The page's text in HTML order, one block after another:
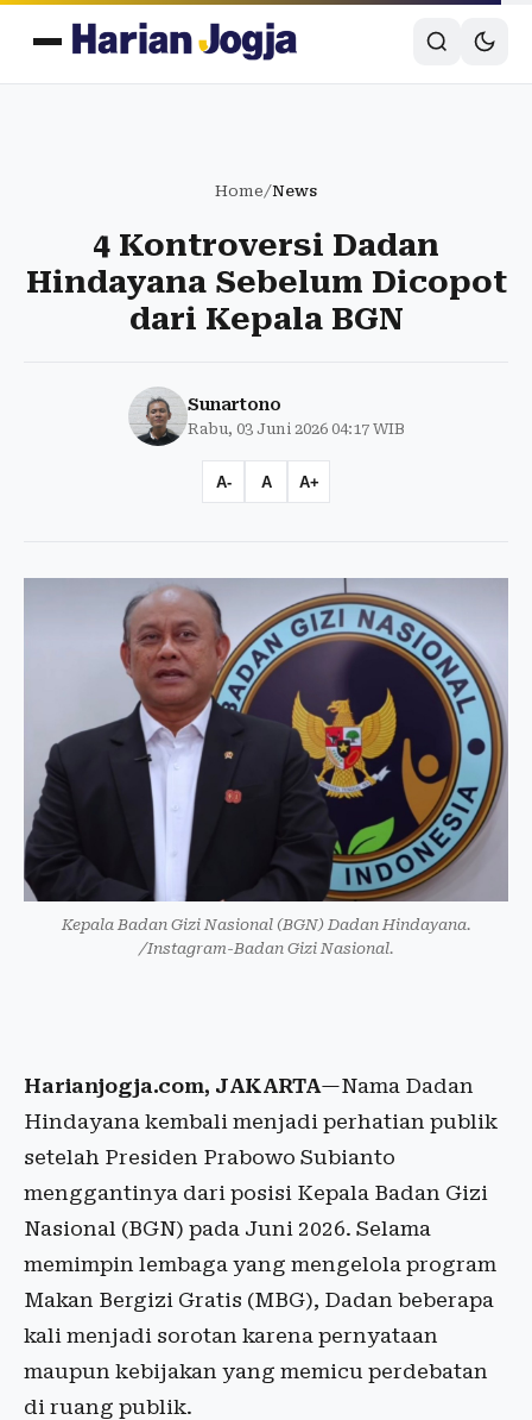
Home/News
4 Kontroversi Dadan
Hindayana Sebelum Dicopot
dari Kepala BGN
Sunartono
Rabu, 03 Juni 2026 04:17 WIB
A- A A+
Kepala Badan Gizi Nasional (BGN) Dadan Hindayana.
/Instagram-Badan Gizi Nasional.
Harianjogja.com, JAKARTA—Nama Dadan
Hindayana kembali menjadi perhatian publik
setelah Presiden Prabowo Subianto
menggantinya dari posisi Kepala Badan Gizi
Nasional (BGN) pada Juni 2026. Selama
memimpin lembaga yang mengelola program
Makan Bergizi Gratis (MBG), Dadan beberapa
kali menjadi sorotan karena pernyataan
maupun kebijakan yang memicu perdebatan
di ruang publik.